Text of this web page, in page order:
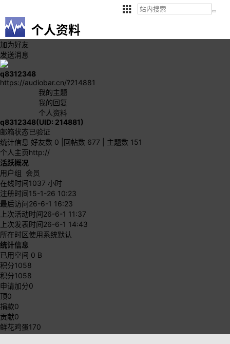
个人资料
加为好友
发送消息
q8312348
https://audiobar.cn/?214881
我的主题
我的回复
个人资料
q8312348(UID: 214881)
邮箱状态已验证
统计信息 好友数 0 回帖数 677
主题数 151
个人主页http://
活跃概况
用户组 会员
在线时间1037 小时
注册时间15-1-26 10:23
最后访问26-6-1 16:23
上次活动时间26-6-1 11:37
上次发表时间26-6-1 14:43
所在时区使用系统默认
统计信息
已用空间 0 B
积分1058
积分1058
申请加分0
顶0
捐款0
贡献0
鲜花鸡蛋170